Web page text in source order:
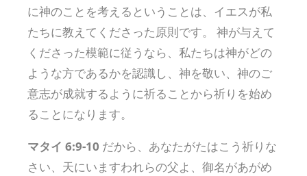
に神のことを考えるということは、イエスが私
たちに教えてくださった原則です。 神が与えて
くださった模範に従うなら、私たちは神がどの
ような方であるかを認識し、神を敬い、神のご
意志が成就するように祈ることから祈りを始め
ることになります。
マタイ 6:9-10 だから、あなたがたはこう祈りな
さい、天にいますわれらの父よ、御名があがめ